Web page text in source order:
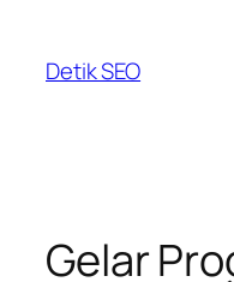
content
Detik SEO
Gelar